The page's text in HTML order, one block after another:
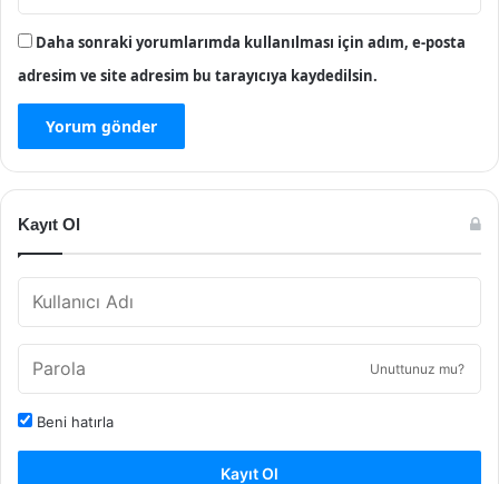
Daha sonraki yorumlarımda kullanılması için adım, e-posta
adresim ve site adresim bu tarayıcıya kaydedilsin.
Kayıt Ol
Unuttunuz mu?
Beni hatırla
Kayıt Ol